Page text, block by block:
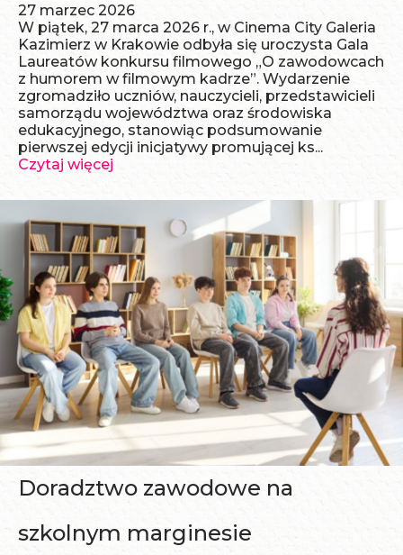
27 marzec 2026
W piątek, 27 marca 2026 r., w Cinema City Galeria
Kazimierz w Krakowie odbyła się uroczysta Gala
Laureatów konkursu filmowego „O zawodowcach
z humorem w filmowym kadrze”. Wydarzenie
zgromadziło uczniów, nauczycieli, przedstawicieli
samorządu województwa oraz środowiska
edukacyjnego, stanowiąc podsumowanie
pierwszej edycji inicjatywy promującej ks...
Czytaj więcej
Doradztwo zawodowe na
szkolnym marginesie